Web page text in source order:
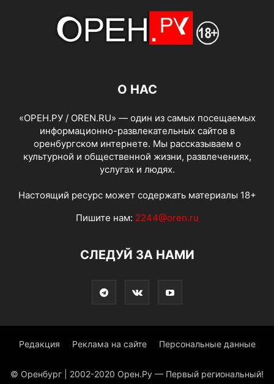
О НАС
«ОРЕН.РУ / OREN.RU» — один из самых посещаемых
информационно-развлекательных сайтов в
оренбургском интернете. Мы рассказываем о
культурной и общественной жизни, развлечениях,
услугах и людях.
Настоящий ресурс может содержать материалы 18+
Пишите нам: 2244@oren.ru
СЛЕДУЙ ЗА НАМИ
Редакция Реклама на сайте Персональные данные
© Оренбург | 2002-2020 Орен.Ру — Первый региональный!